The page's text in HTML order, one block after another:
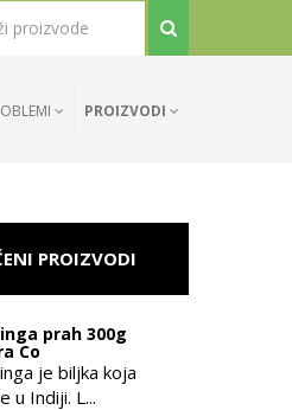
PROIZVODI
PROIZVODI
prah 300g
Co
je biljka koja
u Indiji. L...